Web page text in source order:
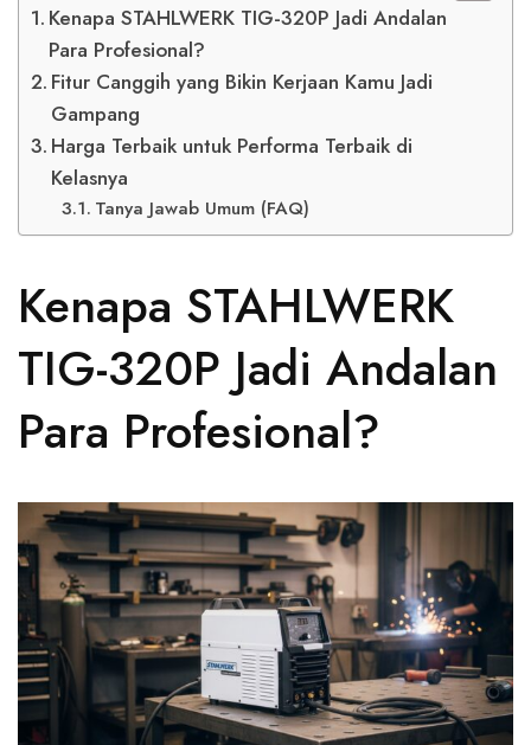
Kenapa STAHLWERK TIG-320P Jadi Andalan
Para Profesional?
Fitur Canggih yang Bikin Kerjaan Kamu Jadi
Gampang
Harga Terbaik untuk Performa Terbaik di
Kelasnya
Tanya Jawab Umum (FAQ)
Kenapa STAHLWERK
TIG-320P Jadi Andalan
Para Profesional?